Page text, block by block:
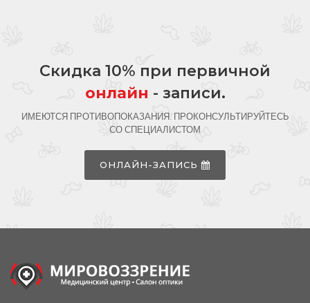
Скидка 10% при первичной
онлайн - записи.
ИМЕЮТСЯ ПРОТИВОПОКАЗАНИЯ. ПРОКОНСУЛЬТИРУЙТЕСЬ
СО СПЕЦИАЛИСТОМ
ОНЛАЙН-ЗАПИСЬ